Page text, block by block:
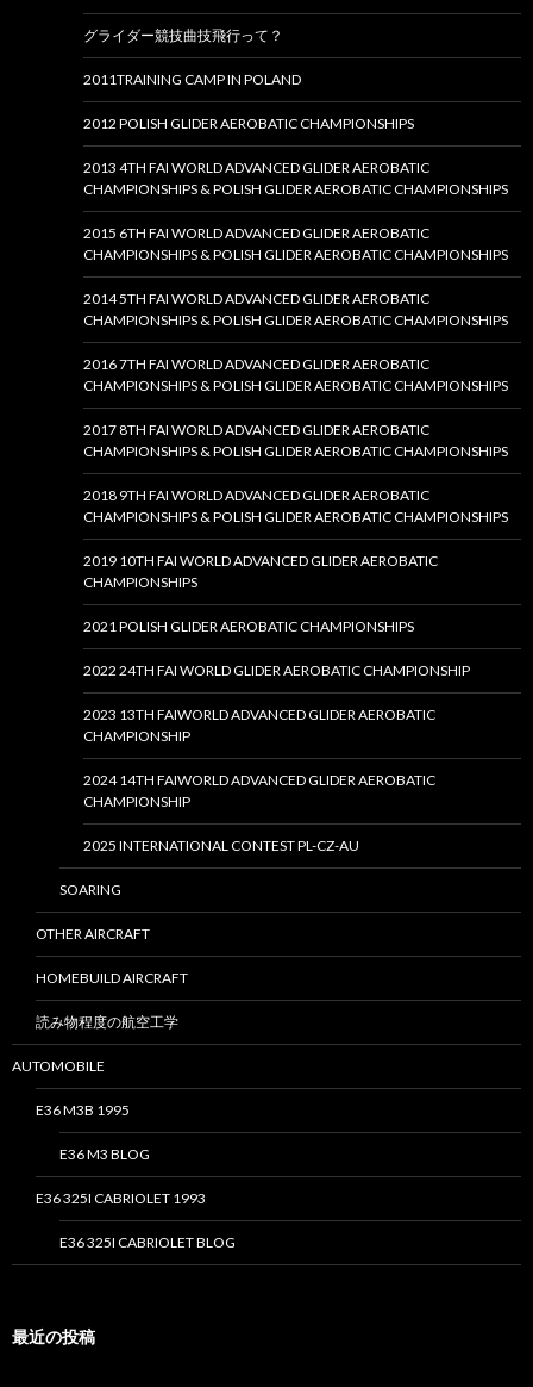
グライダー競技曲技飛行って？
2011TRAINING CAMP IN POLAND
2012 POLISH GLIDER AEROBATIC CHAMPIONSHIPS
2013 4TH FAI WORLD ADVANCED GLIDER AEROBATIC
CHAMPIONSHIPS & POLISH GLIDER AEROBATIC CHAMPIONSHIPS
2015 6TH FAI WORLD ADVANCED GLIDER AEROBATIC
CHAMPIONSHIPS & POLISH GLIDER AEROBATIC CHAMPIONSHIPS
2014 5TH FAI WORLD ADVANCED GLIDER AEROBATIC
CHAMPIONSHIPS & POLISH GLIDER AEROBATIC CHAMPIONSHIPS
2016 7TH FAI WORLD ADVANCED GLIDER AEROBATIC
CHAMPIONSHIPS & POLISH GLIDER AEROBATIC CHAMPIONSHIPS
2017 8TH FAI WORLD ADVANCED GLIDER AEROBATIC
CHAMPIONSHIPS & POLISH GLIDER AEROBATIC CHAMPIONSHIPS
2018 9TH FAI WORLD ADVANCED GLIDER AEROBATIC
CHAMPIONSHIPS & POLISH GLIDER AEROBATIC CHAMPIONSHIPS
2019 10TH FAI WORLD ADVANCED GLIDER AEROBATIC
CHAMPIONSHIPS
2021 POLISH GLIDER AEROBATIC CHAMPIONSHIPS
2022 24TH FAI WORLD GLIDER AEROBATIC CHAMPIONSHIP
2023 13TH FAIWORLD ADVANCED GLIDER AEROBATIC
CHAMPIONSHIP
2024 14TH FAIWORLD ADVANCED GLIDER AEROBATIC
CHAMPIONSHIP
2025 INTERNATIONAL CONTEST PL-CZ-AU
SOARING
OTHER AIRCRAFT
HOMEBUILD AIRCRAFT
読み物程度の航空工学
AUTOMOBILE
E36 M3B 1995
E36 M3 BLOG
E36 325I CABRIOLET 1993
E36 325I CABRIOLET BLOG
最近の投稿